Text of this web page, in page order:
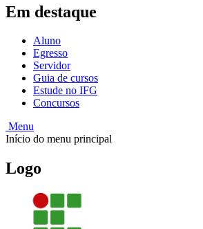
Em destaque
Aluno
Egresso
Servidor
Guia de cursos
Estude no IFG
Concursos
Menu
Início do menu principal
Logo